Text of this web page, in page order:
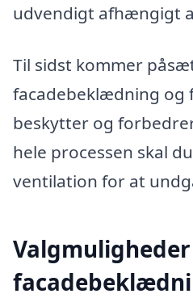
udvendigt afhængigt
Til sidst kommer
facadebeklædning og
beskytter og
hele processen skal
ventilation for at